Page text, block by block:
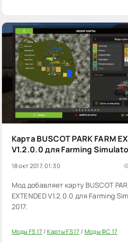
Карта BUSCOT PARK FARM
V1.2.0.0 для Farming
18 окт 2017, 01:30
Мод добавляет карту BUSCOT
EXTENDED V1.2.0.0 для Farming
2017.
Моды FS 17/Карты FS 17/ Моды ФС 17